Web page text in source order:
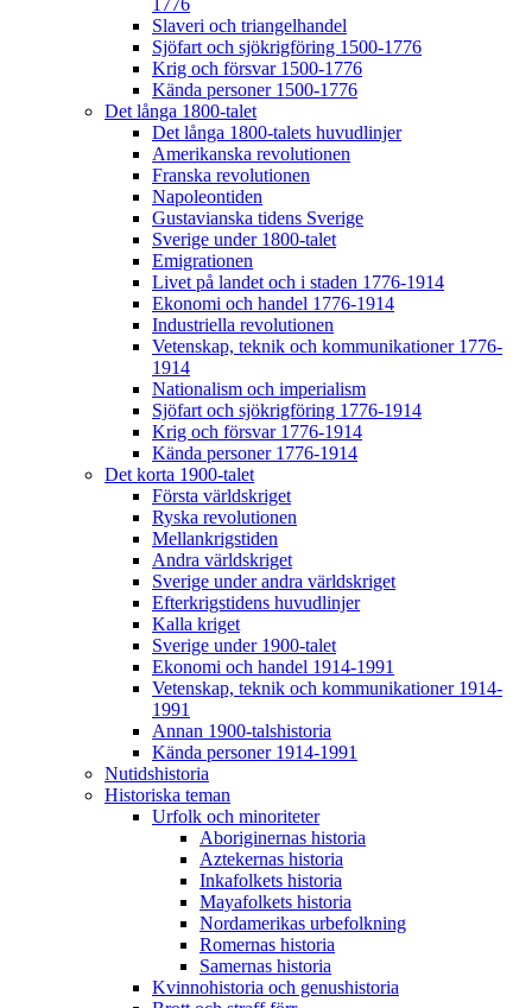
Slaveri och triangelhandel
Sjöfart och sjökrigföring 1500-1776
Krig och försvar 1500-1776
Kända personer 1500-1776
Det långa 1800-talet
Det långa 1800-talets huvudlinjer
Amerikanska revolutionen
Franska revolutionen
Napoleontiden
Gustavianska tidens Sverige
Sverige under 1800-talet
Emigrationen
Livet på landet och i staden 1776-1914
Ekonomi och handel 1776-1914
Industriella revolutionen
Vetenskap, teknik och kommunikationer 1776-
1914
Nationalism och imperialism
Sjöfart och sjökrigföring 1776-1914
Krig och försvar 1776-1914
Kända personer 1776-1914
Det korta 1900-talet
Första världskriget
Ryska revolutionen
Mellankrigstiden
Andra världskriget
Sverige under andra världskriget
Efterkrigstidens huvudlinjer
Kalla kriget
Sverige under 1900-talet
Ekonomi och handel 1914-1991
Vetenskap, teknik och kommunikationer 1914-
1991
Annan 1900-talshistoria
Kända personer 1914-1991
Nutidshistoria
Historiska teman
Urfolk och minoriteter
Aboriginernas historia
Aztekernas historia
Inkafolkets historia
Mayafolkets historia
Nordamerikas urbefolkning
Romernas historia
Samernas historia
Kvinnohistoria och genushistoria